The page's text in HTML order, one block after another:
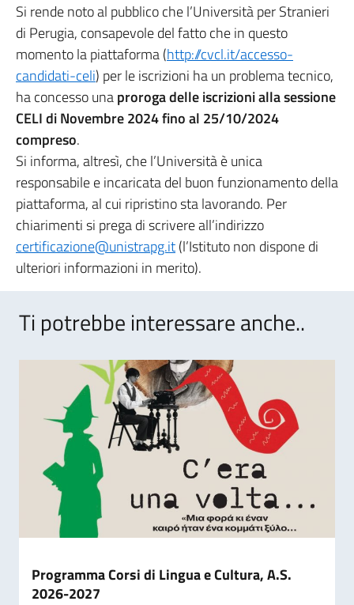
Si rende noto al pubblico che l’Università per Stranieri
di Perugia, consapevole del fatto che in questo
momento la piattaforma (http://cvcl.it/accesso-
candidati-celi) per le iscrizioni ha un problema tecnico,
ha concesso unaproroga delle iscrizioni alla sessione
CELI di Novembre 2024 fino al 25/10/2024
compreso.
Si informa, altresì, che l’Università è unica
responsabile e incaricata del buon funzionamento della
piattaforma, al cui ripristino sta lavorando. Per
chiarimenti si prega di scrivere all’indirizzo
certificazione@unistrapg.it(l’Istituto non dispone di
ulteriori informazioni in merito).
Ti potrebbe interessare anche..
Programma Corsi di Lingua e Cultura, A.S.
2026-2027